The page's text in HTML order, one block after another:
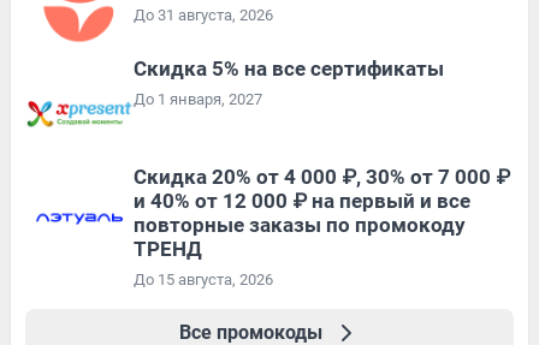
До 31 августа, 2026
Скидка 5% на все сертификаты
До 1 января, 2027
Скидка 20% от 4 000 ₽, 30% от 7 000 ₽
и 40% от 12 000 ₽ на первый и все
повторные заказы по промокоду
ТРЕНД
До 15 августа, 2026
Все промокоды